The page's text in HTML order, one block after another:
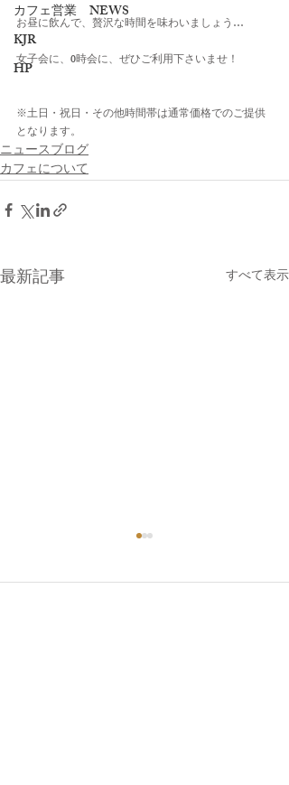
カフェ営業 NEWS
KJR
HP
お昼に飲んで、贅沢な時間を味わいましょう…
女子会に、0時会に、ぜひご利用下さいませ！
※土日・祝日・その他時間帯は通常価格でのご提供
となります。
ニュースブログ
カフェについて
最新記事 すべて表示